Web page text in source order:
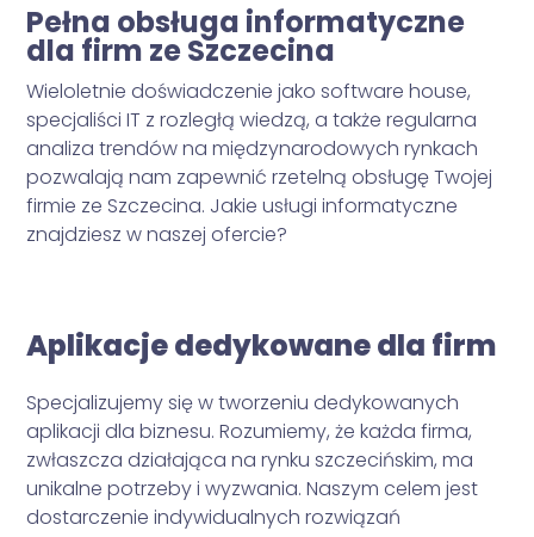
Pełna obsługa informatyczne
dla firm ze Szczecina
Wieloletnie doświadczenie jako software house,
specjaliści IT z rozległą wiedzą, a także regularna
analiza trendów na międzynarodowych rynkach
pozwalają nam zapewnić rzetelną obsługę Twojej
firmie ze Szczecina. Jakie usługi informatyczne
znajdziesz w naszej ofercie?
Aplikacje dedykowane dla firm
Specjalizujemy się w tworzeniu dedykowanych
aplikacji dla biznesu. Rozumiemy, że każda firma,
zwłaszcza działająca na rynku szczecińskim, ma
unikalne potrzeby i wyzwania. Naszym celem jest
dostarczenie indywidualnych rozwiązań